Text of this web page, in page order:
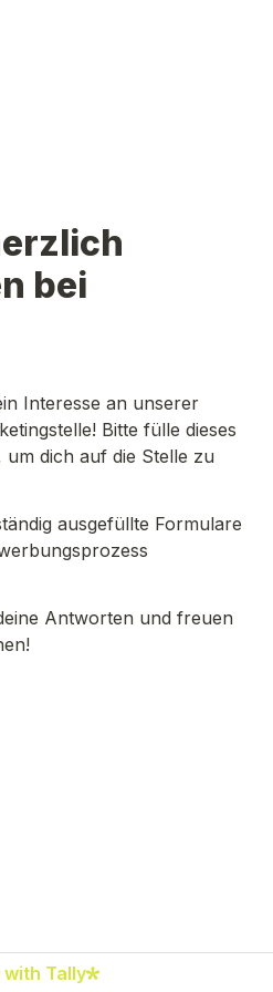
bei
Interesse an unserer
Bitte fülle dieses
dich auf die Stelle zu
ausgefüllte Formulare
Antworten und freuen
with Tally